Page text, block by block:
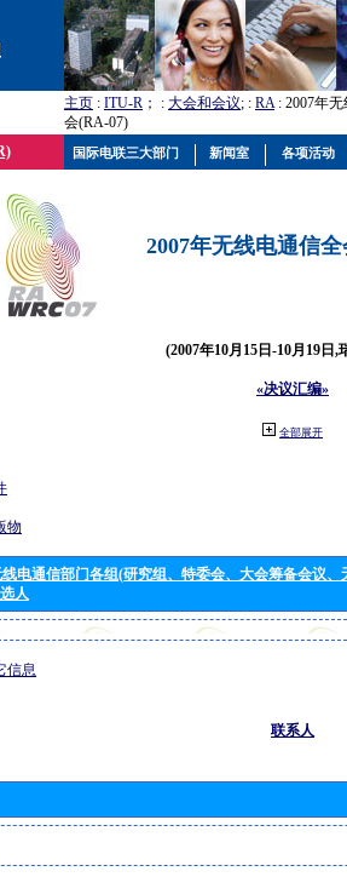
主页 : ITU-R ； : 大会和会议; : RA: 2007年
会(RA-07)
2007年无线电通信
(2007年10月15日-10月19日,
«决议汇编»
全部展开
物
电通信部门各组(研究组、特委会、大会筹备会议
人
信息
联系人
国际电联三大部门 新闻室 各项活动